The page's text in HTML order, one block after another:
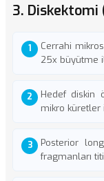
3. Diskektomi
Cerrahi
25x büyütme
Hedef diskin
mikro küretler
Posterior
fragmanları